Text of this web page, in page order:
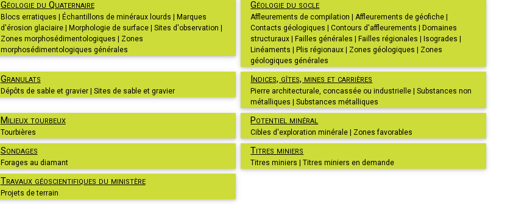
Géologie du Quaternaire
Blocs erratiques | Échantillons de minéraux lourds | Marques
d'érosion glaciaire | Morphologie de surface | Sites d'observation |
Zones morphosédimentologiques | Zones
morphosédimentologiques générales
Géologie du socle
Affleurements de compilation | Affleurements de géofiche |
Contacts géologiques | Contours d'affleurements | Domaines
structuraux | Failles générales | Failles régionales | Isogrades |
Linéaments | Plis régionaux | Zones géologiques | Zones
géologiques générales
Granulats
Dépôts de sable et gravier | Sites de sable et gravier
Indices, gîtes, mines et carrières
Pierre architecturale, concassée ou industrielle | Substances non
métalliques | Substances métalliques
Milieux tourbeux
Tourbières
Potentiel minéral
Cibles d'exploration minérale | Zones favorables
Sondages
Forages au diamant
Titres miniers
Titres miniers | Titres miniers en demande
Travaux géoscientifiques du ministère
Projets de terrain